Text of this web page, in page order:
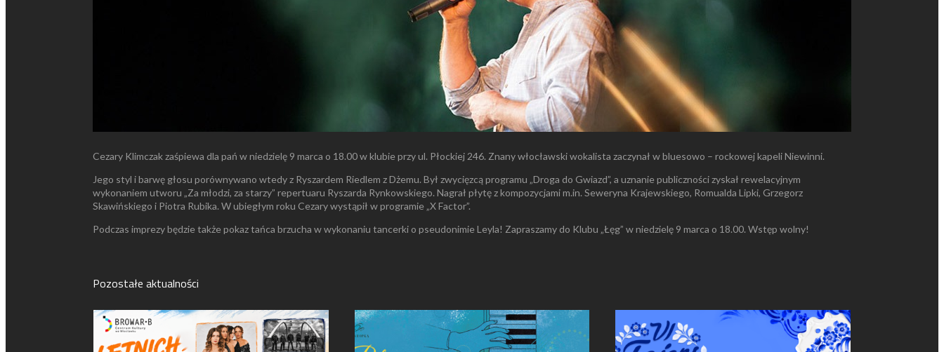
Cezary Klimczak zaśpiewa dla pań w niedzielę 9 marca o 18.00 w klubie przy ul. Płockiej 246. Znany włocławski wokalista zaczynał w bluesowo – rockowej kapeli Niewinni.
Jego styl i barwę głosu porównywano wtedy z Ryszardem Riedlem z Dżemu. Był zwycięzcą programu „Droga do Gwiazd”, a uznanie publiczności zyskał rewelacyjnym
wykonaniem utworu „Za młodzi, za starzy” repertuaru Ryszarda Rynkowskiego. Nagrał płytę z kompozycjami m.in. Seweryna Krajewskiego, Romualda Lipki, Grzegorz
Skawińskiego i Piotra Rubika. W ubiegłym roku Cezary wystąpił w programie „X Factor”.
Podczas imprezy będzie także pokaz tańca brzucha w wykonaniu tancerki o pseudonimie Leyla! Zapraszamy do Klubu „Łęg” w niedzielę 9 marca o 18.00. Wstęp wolny!
Pozostałe aktualności